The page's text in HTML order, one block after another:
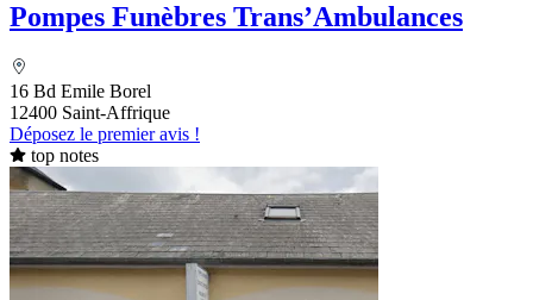
Pompes Funèbres Trans’Ambulances
16 Bd Emile Borel
12400 Saint-Affrique
Déposez le premier avis !
top notes